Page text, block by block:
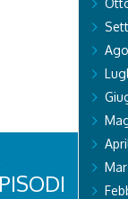
sul
recano